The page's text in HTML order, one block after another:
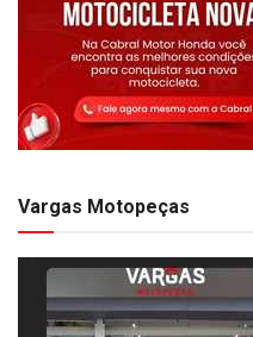
Vargas Motopeças